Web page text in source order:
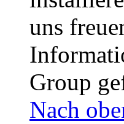
uns
Group
Nach